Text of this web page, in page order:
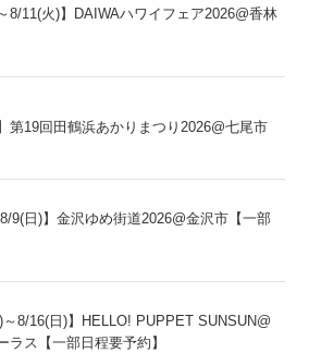
8/11(火)】DAIWAハワイフェア2026@香林
第19回田鶴浜あかりまつり2026@七尾市
9(日)】金沢ゆめ街道2026@金沢市【一部
)～8/16(日)】HELLO! PUPPET SUNSUN@
ラス【一部日程要予約】